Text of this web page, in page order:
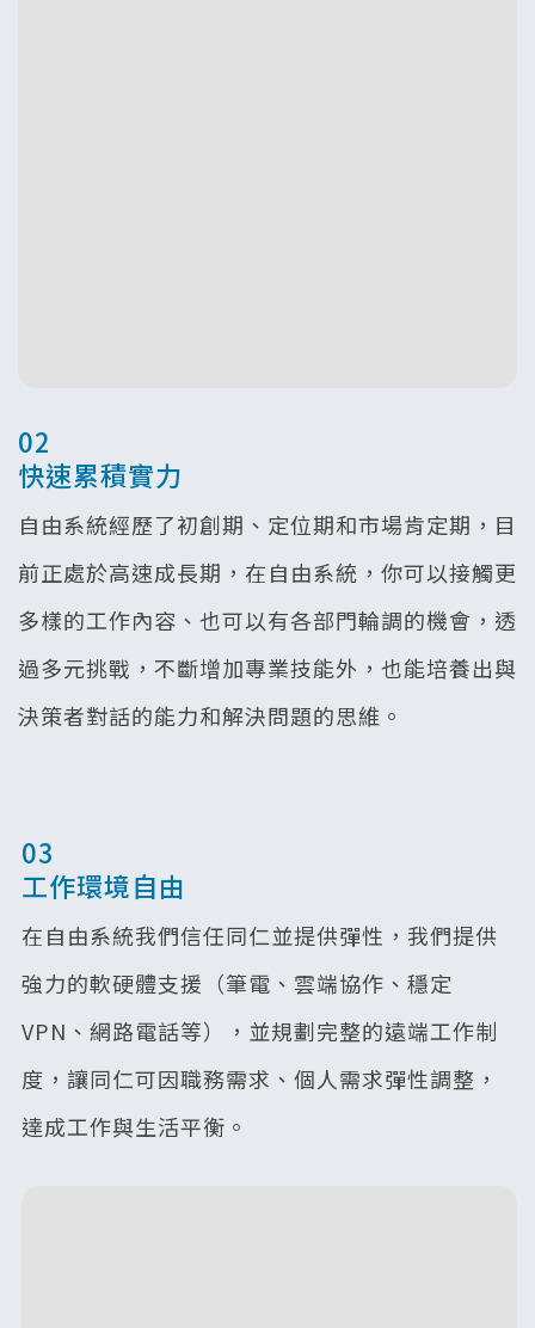
02
快速累積實力
自由系統經歷了初創期、定位期和市場肯定期，目
前正處於高速成長期，在自由系統，你可以接觸更
多樣的工作內容、也可以有各部門輪調的機會，透
過多元挑戰，不斷增加專業技能外，也能培養出與
決策者對話的能力和解決問題的思維。
03
工作環境自由
在自由系統我們信任同仁並提供彈性，我們提供
強力的軟硬體支援（筆電、雲端協作、穩定
VPN、網路電話等），並規劃完整的遠端工作制
度，讓同仁可因職務需求、個人需求彈性調整，
達成工作與生活平衡。